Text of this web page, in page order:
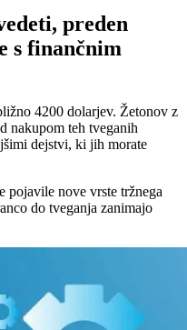
preden
s finančnim
4200 dolarjev. Žetonov z
nakupom teh tveganih
dejstvi, ki jih morate
pojavile nove vrste tržnega
do tveganja zanimajo